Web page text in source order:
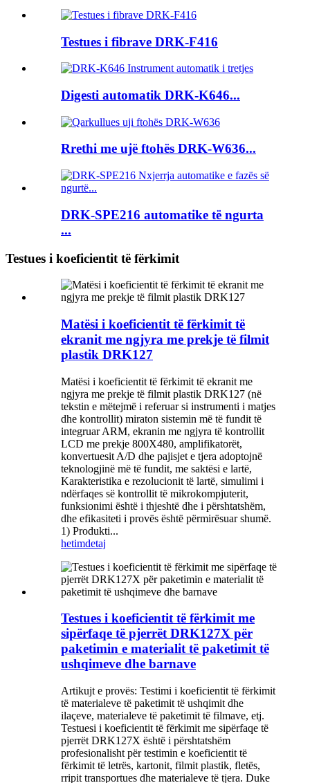
Testues i fibrave DRK-F416
Digesti automatik DRK-K646...
Rrethi me ujë ftohës DRK-W636...
DRK-SPE216 automatike të ngurta
...
Testues i koeficientit të fërkimit
Matësi i koeficientit të fërkimit të
ekranit me ngjyra me prekje të filmit
plastik DRK127
Matësi i koeficientit të fërkimit të ekranit me
ngjyra me prekje të filmit plastik DRK127 (në
tekstin e mëtejmë i referuar si instrumenti i matjes
dhe kontrollit) miraton sistemin më të fundit të
integruar ARM, ekranin me ngjyra të kontrollit
LCD me prekje 800X480, amplifikatorët,
konvertuesit A/D dhe pajisjet e tjera adoptojnë
teknologjinë më të fundit, me saktësi e lartë,
Karakteristika e rezolucionit të lartë, simulimi i
ndërfaqes së kontrollit të mikrokompjuterit,
funksionimi është i thjeshtë dhe i përshtatshëm,
dhe efikasiteti i provës është përmirësuar shumë.
1) Produkti...
hetimdetaj
Testues i koeficientit të fërkimit me
sipërfaqe të pjerrët DRK127X për
paketimin e materialit të paketimit të
ushqimeve dhe barnave
Artikujt e provës: Testimi i koeficientit të fërkimit
të materialeve të paketimit të ushqimit dhe
ilaçeve, materialeve të paketimit të filmave, etj.
Testuesi i koeficientit të fërkimit me sipërfaqe të
pjerrët DRK127X është i përshtatshëm
profesionalisht për testimin e koeficientit të
fërkimit të letrës, kartonit, filmit plastik, fletës,
rripit transportues dhe materialeve të tjera. Duke